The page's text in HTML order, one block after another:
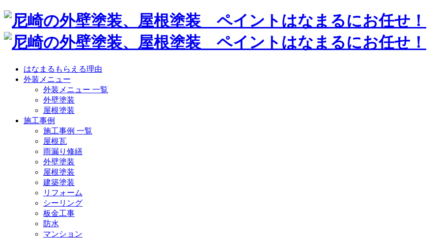
はなまるもらえる理由
外装メニュー
外装メニュー 一覧
外壁塗装
屋根塗装
施工事例
施工事例 一覧
屋根瓦
雨漏り修繕
外壁塗装
屋根塗装
建築塗装
リフォーム
シーリング
板金工事
防水
マンション